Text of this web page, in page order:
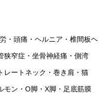
・頭痛・ヘルニア・椎間板ヘ
狭窄症・坐骨神経痛・側湾
レートネック・巻き肩・猫
モン・O脚・X脚・足底筋膜